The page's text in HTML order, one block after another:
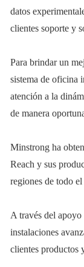
datos
clientes soporte y
Para brindar un
sistema de oficina
atención a la
de manera
Minstrong ha
Reach y sus
regiones de todo
A través del
instalaciones
clientes productos